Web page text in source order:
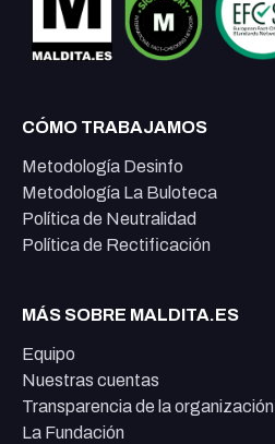
CÓMO TRABAJAMOS
Metodología Desinfo
Metodología La Buloteca
Política de Neutralidad
Política de Rectificación
MÁS SOBRE MALDITA.ES
Equipo
Nuestras cuentas
Transparencia de la organización
La Fundación